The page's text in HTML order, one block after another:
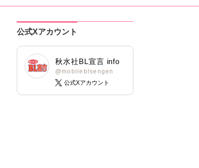
公式Xアカウント
秋水社BL宣言 info
@mobileblsengen
公式Xアカウント